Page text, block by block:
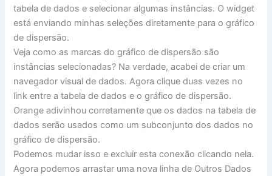
tabela de dados e selecionar algumas instâncias. O widget
está enviando minhas seleções diretamente para o gráfico
de dispersão.
Veja como as marcas do gráfico de dispersão são
instâncias selecionadas? Na verdade, acabei de criar um
navegador visual de dados. Agora clique duas vezes no
link entre a tabela de dados e o gráfico de dispersão.
Orange adivinhou corretamente que os dados na tabela de
dados serão usados ​​como um subconjunto dos dados no
gráfico de dispersão.
Podemos mudar isso e excluir esta conexão clicando nela.
Agora podemos arrastar uma nova linha de Outros Dados